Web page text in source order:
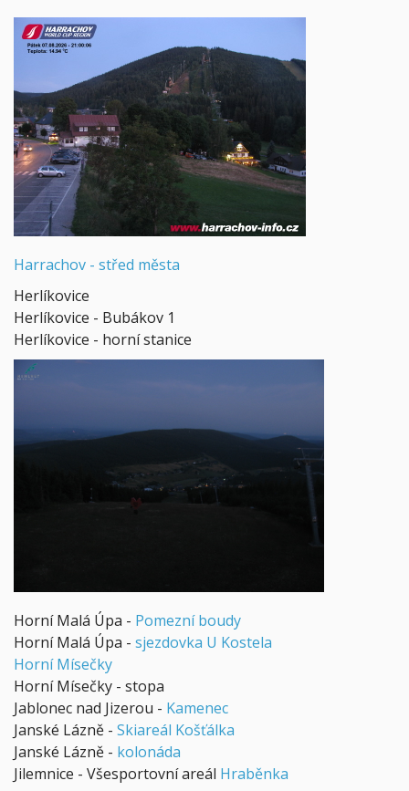
Harrachov - střed města
Herlíkovice
Herlíkovice - Bubákov 1
Herlíkovice - horní stanice
Horní Malá Úpa - Pomezní boudy
Horní Malá Úpa - sjezdovka U Kostela
Horní Mísečky
Horní Mísečky - stopa
Jablonec nad Jizerou - Kamenec
Janské Lázně - Skiareál Košťálka
Janské Lázně - kolonáda
Jilemnice - Všesportovní areál Hraběnka